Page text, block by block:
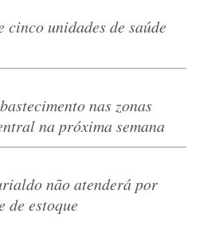
cinco unidades de saúde
nas zonas
na próxima semana
não atenderá por
de estoque